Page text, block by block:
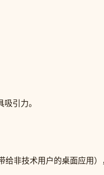
引力。
给非技术用户的桌面应用